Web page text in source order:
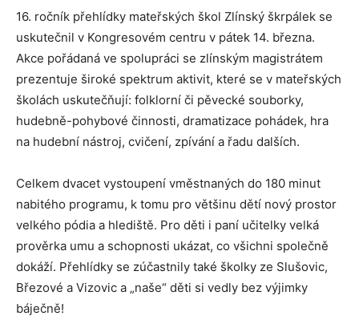
16. ročník přehlídky mateřských škol Zlínský škrpálek se
uskutečnil v Kongresovém centru v pátek 14. března.
Akce pořádaná ve spolupráci se zlínským magistrátem
prezentuje široké spektrum aktivit, které se v mateřských
školách uskutečňují: folklorní či pěvecké souborky,
hudebně-pohybové činnosti, dramatizace pohádek, hra
na hudební nástroj, cvičení, zpívání a řadu dalších.
Celkem dvacet vystoupení vměstnaných do 180 minut
nabitého programu, k tomu pro většinu dětí nový prostor
velkého pódia a hlediště. Pro děti i paní učitelky velká
prověrka umu a schopnosti ukázat, co všichni společně
dokáží. Přehlídky se zúčastnily také školky ze Slušovic,
Březové a Vizovic a „naše“ děti si vedly bez výjimky
báječně!